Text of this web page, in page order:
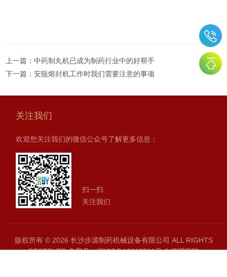
上一篇：中药制丸机已成为制药行业中的好帮手
下一篇：安瓿熔封机工作时我们需要注意的事项
关注我们
欢迎您关注我们的微信公众号了解更多信息：
扫一扫
关注我们
版权所有 © 2026 长沙步源制药机械设备有限公司 ALL RIGHTS
RESERVED备案号：湘ICP备12000511号-2 管理登陆